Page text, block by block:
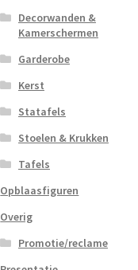
Decorwanden &
Kamerschermen
Garderobe
Kerst
Statafels
Stoelen & Krukken
Tafels
Opblaasfiguren
Overig
Promotie/reclame